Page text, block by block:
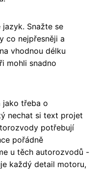
Snažte se
co nejpřesněji a
vhodnou délku
mohli snadno
jako třeba o
nechat si text projet
potřebují
pořádně
u těch autorozvodů -
každý detail motoru,